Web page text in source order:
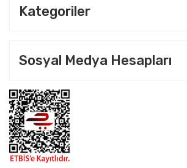
Kategoriler
Sosyal Medya Hesapları